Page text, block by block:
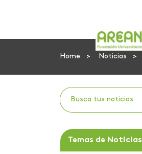
Home Noticias
Temas de Noticias